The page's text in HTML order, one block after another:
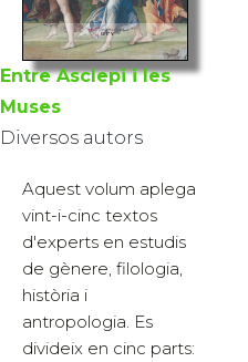
Entre Asclepi i les
Muses
Diversos autors
Aquest volum aplega
vint-i-cinc textos
d'experts en estudis
de gènere, filologia,
història i
antropologia. Es
divideix en cinc parts: